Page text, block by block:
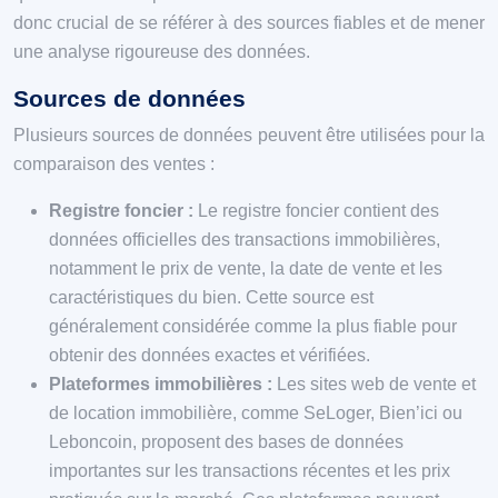
donc crucial de se référer à des sources fiables et de mener
une analyse rigoureuse des données.
Sources de données
Plusieurs sources de données peuvent être utilisées pour la
comparaison des ventes :
Registre foncier :
Le registre foncier contient des
données officielles des transactions immobilières,
notamment le prix de vente, la date de vente et les
caractéristiques du bien. Cette source est
généralement considérée comme la plus fiable pour
obtenir des données exactes et vérifiées.
Plateformes immobilières :
Les sites web de vente et
de location immobilière, comme SeLoger, Bien’ici ou
Leboncoin, proposent des bases de données
importantes sur les transactions récentes et les prix